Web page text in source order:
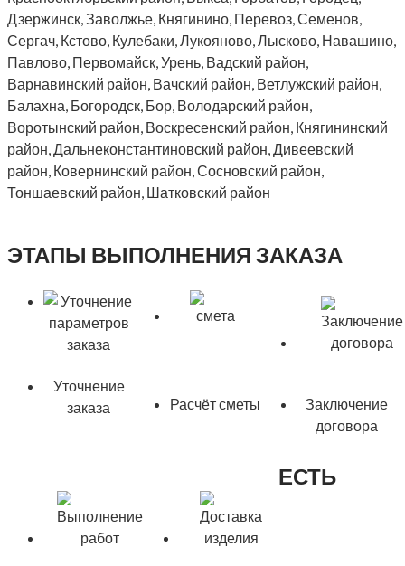
Дзержинск, Заволжье, Княгинино, Перевоз, Семенов,
Сергач, Кстово, Кулебаки, Лукояново, Лысково, Навашино,
Павлово, Первомайск, Урень, Вадский район,
Варнавинский район, Вачский район, Ветлужский район,
Балахна, Богородск, Бор, Володарский район,
Воротынский район, Воскресенский район, Княгининский
район, Дальнеконстантиновский район, Дивеевский
район, Ковернинский район, Сосновский район,
Тоншаевский район, Шатковский район
ЭТАПЫ ВЫПОЛНЕНИЯ ЗАКАЗА
Уточнение
заказа
Расчёт сметы
Заключение
договора
ЕСТЬ